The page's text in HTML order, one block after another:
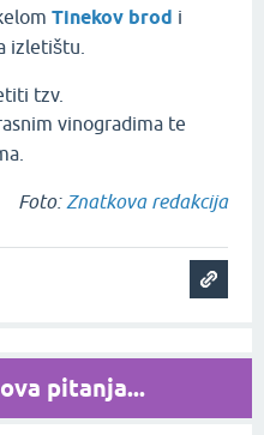
Tinekov brod i
izletištu.
tzv.
vinogradima te
Foto: Znatkova redakcija
pitanja...